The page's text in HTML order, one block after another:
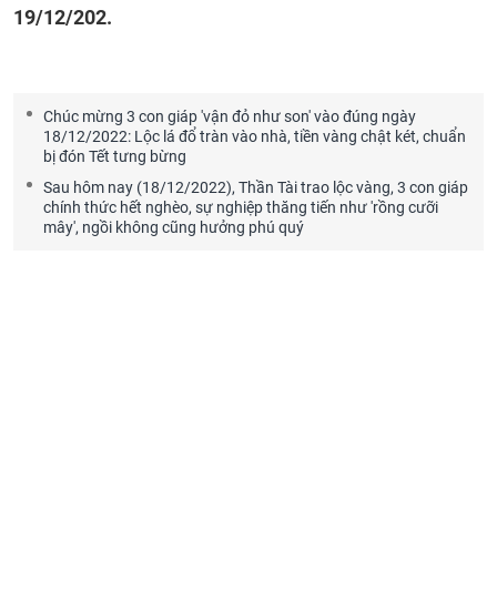
19/12/202.
Chúc mừng 3 con giáp 'vận đỏ như son' vào đúng ngày
18/12/2022: Lộc lá đổ tràn vào nhà, tiền vàng chật két, chuẩn
bị đón Tết tưng bừng
Sau hôm nay (18/12/2022), Thần Tài trao lộc vàng, 3 con giáp
chính thức hết nghèo, sự nghiệp thăng tiến như 'rồng cưỡi
mây', ngồi không cũng hưởng phú quý